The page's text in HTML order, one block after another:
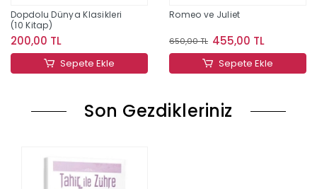
Dopdolu Dünya Klasikleri
(10 Kitap)
200,00 TL
Sepete Ekle
Romeo ve Juliet
650,00 TL 455,00 TL
Sepete Ekle
Son Gezdikleriniz